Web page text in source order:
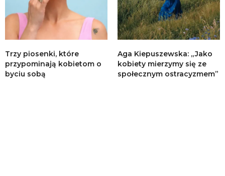
Trzy piosenki, które
przypominają kobietom o
byciu sobą
Aga Kiepuszewska: „Jako
kobiety mierzymy się ze
społecznym ostracyzmem”